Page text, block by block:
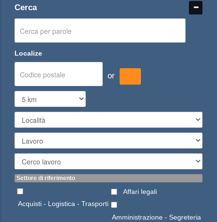
Cerca
Localize
or
Settore di riferimento
Acquisti - Logistica - Trasporti
Affari legali
Amministrazione - Segreteria